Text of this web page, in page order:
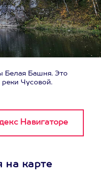
Белая Башня. Это
Чусовой.
на карте